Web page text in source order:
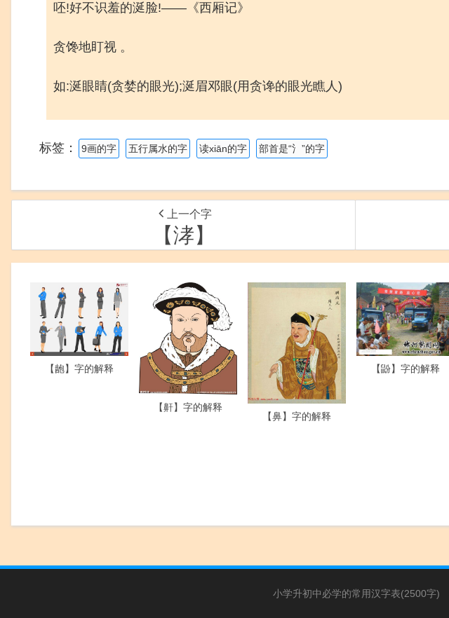
呸!好不识羞的涎脸!——《西厢记》
贪馋地盯视 。
如:涎眼睛(贪婪的眼光);涎眉邓眼(用贪谗的眼光瞧人)
标签： 9画的字 五行属水的字 读xiān的字 部首是“氵”的字
上一个字
【涍】
【龅】字的解释
【鼾】字的解释
【鼻】字的解释
【鼢】字的解释
小学升初中必学的常用汉字表(2500字)